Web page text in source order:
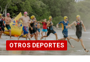
OTROS DEPORTES